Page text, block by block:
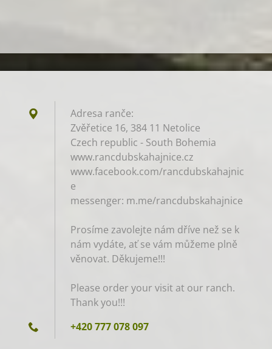
Adresa ranče:
Zvěřetice 16, 384 11 Netolice
Czech republic - South Bohemia
www.rancdubskahajnice.cz
www.facebook.com/rancdubskahajnic
e
messenger: m.me/rancdubskahajnice
Prosíme zavolejte nám dříve než se k
nám vydáte, ať se vám můžeme plně
věnovat. Děkujeme!!!
Please order your visit at our ranch.
Thank you!!!
+420 777 078 097